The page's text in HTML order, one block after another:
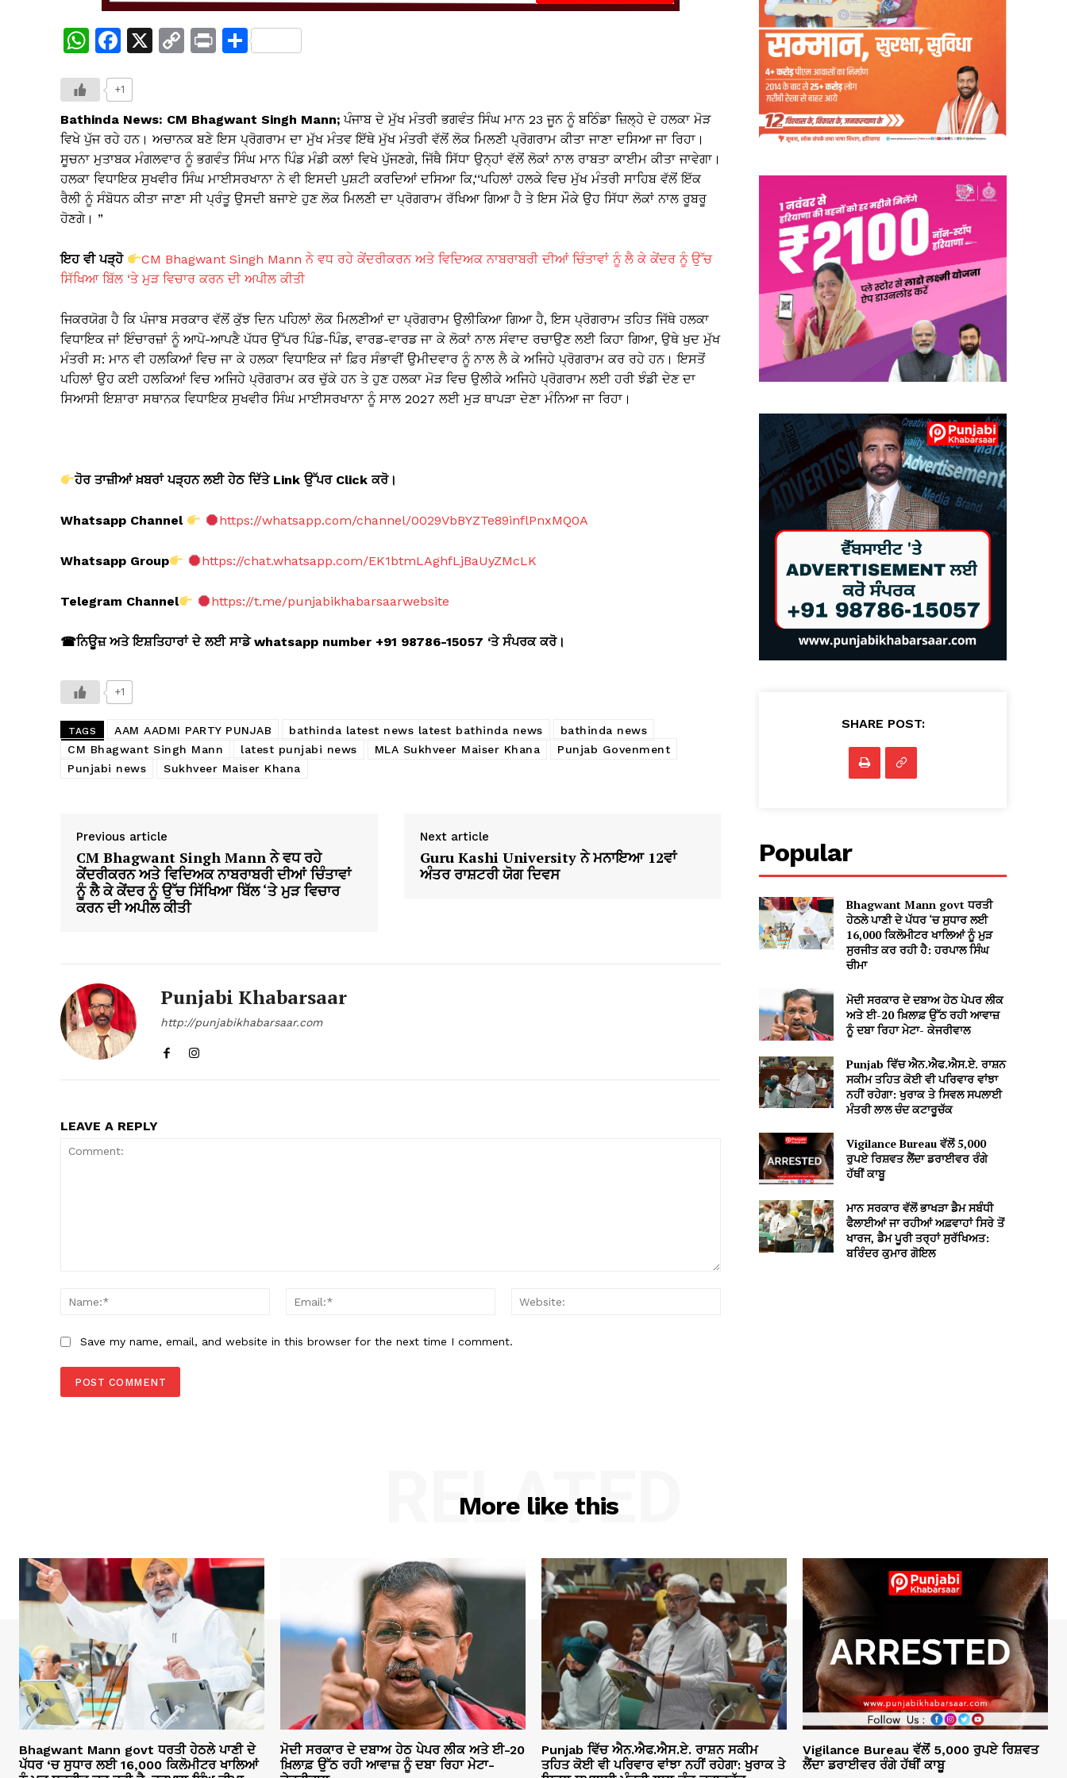
W
at
s
A
p
p
F
c
e
b
o
o
X
C
y
Li
n
k
Pr S
e
+1
Bathinda News: CM Bhagwant Singh Mann; ਪੰਜਾਬ ਦੇ ਮੁੱਖ ਮੰਤਰੀ ਭਗਵੰਤ ਸਿੰਘ ਮਾਨ 23 ਜੂਨ ਨੂੰ ਬਠਿੰਡਾ ਜ਼ਿਲ੍ਹੇ ਦੇ ਹਲਕਾ ਮੋੜ
ਵਿਖੇ ਪੁੱਜ ਰਹੇ ਹਨ। ਅਚਾਨਕ ਬਣੇ ਇਸ ਪ੍ਰੋਗਰਾਮ ਦਾ ਮੁੱਖ ਮੰਤਵ ਇੱਥੇ ਮੁੱਖ ਮੰਤਰੀ ਵੱਲੋਂ ਲੋਕ ਮਿਲਣੀ ਪ੍ਰੋਗਰਾਮ ਕੀਤਾ ਜਾਣਾ ਦਸਿਆ ਜਾ ਰਿਹਾ।
ਸੂਚਨਾ ਮੁਤਾਬਕ ਮੰਗਲਵਾਰ ਨੂੰ ਭਗਵੰਤ ਸਿੰਘ ਮਾਨ ਪਿੰਡ ਮੰਡੀ ਕਲਾਂ ਵਿਖੇ ਪੁੱਜਣਗੇ, ਜਿੱਥੈ ਸਿੱਧਾ ਉਨ੍ਹਾਂ ਵੱਲੋਂ ਲੋਕਾਂ ਨਾਲ ਰਾਬਤਾ ਕਾਈਮ ਕੀਤਾ ਜਾਵੇਗਾ।
ਹਲਕਾ ਵਿਧਾਇਕ ਸੁਖਵੀਰ ਸਿੰਘ ਮਾਈਸਰਖਾਨਾ ਨੇ ਵੀ ਇਸਦੀ ਪੁਸ਼ਟੀ ਕਰਦਿਆਂ ਦਸਿਆ ਕਿ,‘‘ਪਹਿਲਾਂ ਹਲਕੇ ਵਿਚ ਮੁੱਖ ਮੰਤਰੀ ਸਾਹਿਬ ਵੱਲੋਂ ਇੱਕ
ਰੈਲੀ ਨੂੰ ਸੰਬੋਧਨ ਕੀਤਾ ਜਾਣਾ ਸੀ ਪ੍ਰੰਤੂ ਉਸਦੀ ਬਜਾਏ ਹੁਣ ਲੋਕ ਮਿਲਣੀ ਦਾ ਪ੍ਰੋਗਰਾਮ ਰੱਖਿਆ ਗਿਆ ਹੈ ਤੇ ਇਸ ਮੌਕੇ ਉਹ ਸਿੱਧਾ ਲੋਕਾਂ ਨਾਲ ਰੂਬਰੂ
ਹੋਣਗੇ। ”
ਇਹ ਵੀ ਪੜ੍ਹੋ
CM Bhagwant Singh Mann ਨੇ ਵਧ ਰਹੇ ਕੇਂਦਰੀਕਰਨ ਅਤੇ ਵਿਦਿਅਕ ਨਾਬਰਾਬਰੀ ਦੀਆਂ ਚਿੰਤਾਵਾਂ ਨੂੰ ਲੈ ਕੇ ਕੇਂਦਰ ਨੂੰ ਉੱਚ
ਸਿੱਖਿਆ ਬਿੱਲ ‘ਤੇ ਮੁੜ ਵਿਚਾਰ ਕਰਨ ਦੀ ਅਪੀਲ ਕੀਤੀ
ਜਿਕਰਯੋਗ ਹੈ ਕਿ ਪੰਜਾਬ ਸਰਕਾਰ ਵੱਲੋਂ ਕੁੱਝ ਦਿਨ ਪਹਿਲਾਂ ਲੋਕ ਮਿਲਣੀਆਂ ਦਾ ਪ੍ਰੋਗਰਾਮ ਉਲੀਕਿਆ ਗਿਆ ਹੈ, ਇਸ ਪ੍ਰੋਗਰਾਮ ਤਹਿਤ ਜਿੱਥੇ ਹਲਕਾ
ਵਿਧਾਇਕ ਜਾਂ ਇੰਚਾਰਜ਼ਾਂ ਨੂੰ ਆਪੋ-ਆਪਣੈ ਪੱਧਰ ਉੱਪਰ ਪਿੰਡ-ਪਿੰਡ, ਵਾਰਡ-ਵਾਰਡ ਜਾ ਕੇ ਲੋਕਾਂ ਨਾਲ ਸੰਵਾਦ ਰਚਾਉਣ ਲਈ ਕਿਹਾ ਗਿਆ, ਉਥੇ ਖੁਦ ਮੁੱਖ
ਮੰਤਰੀ ਸ: ਮਾਨ ਵੀ ਹਲਕਿਆਂ ਵਿਚ ਜਾ ਕੇ ਹਲਕਾ ਵਿਧਾਇਕ ਜਾਂ ਫ਼ਿਰ ਸੰਭਾਵੀਂ ਉਮੀਦਵਾਰ ਨੂੰ ਨਾਲ ਲੈ ਕੇ ਅਜਿਹੇ ਪ੍ਰੋਗਰਾਮ ਕਰ ਰਹੇ ਹਨ। ਇਸਤੋਂ
ਪਹਿਲਾਂ ਉਹ ਕਈ ਹਲਕਿਆਂ ਵਿਚ ਅਜਿਹੇ ਪ੍ਰੋਗਰਾਮ ਕਰ ਚੁੱਕੇ ਹਨ ਤੇ ਹੁਣ ਹਲਕਾ ਮੋੜ ਵਿਚ ਉਲੀਕੇ ਅਜਿਹੇ ਪ੍ਰੋਗਰਾਮ ਲਈ ਹਰੀ ਝੰਡੀ ਦੇਣ ਦਾ
ਸਿਆਸੀ ਇਸ਼ਾਰਾ ਸਥਾਨਕ ਵਿਧਾਇਕ ਸੁਖਵੀਰ ਸਿੰਘ ਮਾਈਸਰਖਾਨਾ ਨੂੰ ਸਾਲ 2027 ਲਈ ਮੁੜ ਥਾਪੜਾ ਦੇਣਾ ਮੰਨਿਆ ਜਾ ਰਿਹਾ।
ਹੋਰ ਤਾਜ਼ੀਆਂ ਖ਼ਬਰਾਂ ਪੜ੍ਹਨ ਲਈ ਹੇਠ ਦਿੱਤੇ Linkਉੱਪਰ Clickਕਰੋ।
Whatsapp Channel https://whatsapp.com/channel/0029VbBYZTe89inflPnxMQ0A
Whatsapp Group https://chat.whatsapp.com/EK1btmLAghfLjBaUyZMcLK
Telegram Channel https://t.me/punjabikhabarsaarwebsite
☎ਨਿਊਜ਼ ਅਤੇ ਇਸ਼ਤਿਹਾਰਾਂ ਦੇ ਲਈ ਸਾਡੇ whatsapp number +91 98786-15057 ‘ਤੇ ਸੰਪਰਕ ਕਰੋ।
+1
TAGS AAM AADMI PARTY PUNJAB bathinda latest news latest bathinda news
bathinda news
CM Bhagwant Singh Mann
latest punjabi news MLA Sukhveer Maiser Khana
Punjab Govenment
Punjabi news
Sukhveer Maiser Khana
Previous article
CM Bhagwant Singh Mann ਨੇ ਵਧ ਰਹੇ
ਕੇਂਦਰੀਕਰਨ ਅਤੇ ਵਿਦਿਅਕ ਨਾਬਰਾਬਰੀ ਦੀਆਂ ਚਿੰਤਾਵਾਂ
ਨੂੰ ਲੈ ਕੇ ਕੇਂਦਰ ਨੂੰ ਉੱਚ ਸਿੱਖਿਆ ਬਿੱਲ ‘ਤੇ ਮੁੜ ਵਿਚਾਰ
ਕਰਨ ਦੀ ਅਪੀਲ ਕੀਤੀ
Next article
Guru Kashi University ਨੇ ਮਨਾਇਆ 12ਵਾਂ
ਅੰਤਰ ਰਾਸ਼ਟਰੀ ਯੋਗ ਦਿਵਸ
Punjabi Khabarsaar
http://punjabikhabarsaar.com
LEAVE A REPLY
Name:*
Email:*
Save my name, email, and website in this browser for the next time I comment.
SHARE POST:
Popular
Bhagwant Mann govt ਧਰਤੀ
ਹੇਠਲੇ ਪਾਣੀ ਦੇ ਪੱਧਰ ‘ਚ ਸੁਧਾਰ ਲਈ
16,000 ਕਿਲੋਮੀਟਰ ਖਾਲਿਆਂ ਨੂੰ ਮੁੜ
ਸੁਰਜੀਤ ਕਰ ਰਹੀ ਹੈ: ਹਰਪਾਲ ਸਿੰਘ
ਚੀਮਾ
ਮੋਦੀ ਸਰਕਾਰ ਦੇ ਦਬਾਅ ਹੇਠ ਪੇਪਰ ਲੀਕ
ਅਤੇ ਈ-20 ਖ਼ਿਲਾਫ਼ ਉੱਠ ਰਹੀ ਆਵਾਜ਼
ਨੂੰ ਦਬਾ ਰਿਹਾ ਮੇਟਾ- ਕੇਜਰੀਵਾਲ
Punjab ਵਿੱਚ ਐਨ.ਐਫ.ਐਸ.ਏ. ਰਾਸ਼ਨ
ਸਕੀਮ ਤਹਿਤ ਕੋਈ ਵੀ ਪਰਿਵਾਰ ਵਾਂਝਾ
ਨਹੀਂ ਰਹੇਗਾ: ਖੁਰਾਕ ਤੇ ਸਿਵਲ ਸਪਲਾਈ
ਮੰਤਰੀ ਲਾਲ ਚੰਦ ਕਟਾਰੂਚੱਕ
Vigilance Bureau ਵੱਲੋਂ 5,000
ਰੁਪਏ ਰਿਸ਼ਵਤ ਲੈਂਦਾ ਡਰਾਈਵਰ ਰੰਗੇ
ਹੱਥੀਂ ਕਾਬੂ
ਮਾਨ ਸਰਕਾਰ ਵੱਲੋਂ ਭਾਖੜਾ ਡੈਮ ਸਬੰਧੀ
ਫੈਲਾਈਆਂ ਜਾ ਰਹੀਆਂ ਅਫ਼ਵਾਹਾਂ ਸਿਰੇ ਤੋਂ
ਖਾਰਜ, ਡੈਮ ਪੂਰੀ ਤਰ੍ਹਾਂ ਸੁਰੱਖਿਅਤ:
ਬਰਿੰਦਰ ਕੁਮਾਰ ਗੋਇਲ
More like this
RELATED
Bhagwant Mann govt ਧਰਤੀ ਹੇਠਲੇ ਪਾਣੀ ਦੇ
ਪੱਧਰ ‘ਚ ਸੁਧਾਰ ਲਈ 16,000 ਕਿਲੋਮੀਟਰ ਖਾਲਿਆਂ
ਮੋਦੀ ਸਰਕਾਰ ਦੇ ਦਬਾਅ ਹੇਠ ਪੇਪਰ ਲੀਕ ਅਤੇ ਈ-20
ਖ਼ਿਲਾਫ਼ ਉੱਠ ਰਹੀ ਆਵਾਜ਼ ਨੂੰ ਦਬਾ ਰਿਹਾ ਮੇਟਾ-
Punjab ਵਿੱਚ ਐਨ.ਐਫ.ਐਸ.ਏ. ਰਾਸ਼ਨ ਸਕੀਮ
ਤਹਿਤ ਕੋਈ ਵੀ ਪਰਿਵਾਰ ਵਾਂਝਾ ਨਹੀਂ ਰਹੇਗਾ: ਖੁਰਾਕ ਤੇ
Vigilance Bureau ਵੱਲੋਂ 5,000 ਰੁਪਏ ਰਿਸ਼ਵਤ
ਲੈਂਦਾ ਡਰਾਈਵਰ ਰੰਗੇ ਹੱਥੀਂ ਕਾਬੂ